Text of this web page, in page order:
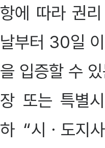
항에 따라 권
날부터 30일
을 입증할 수
장 또는 특별시
하 “시ㆍ도지